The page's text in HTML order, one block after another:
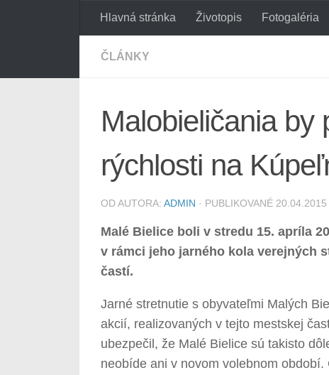
Preskočiť na obsahHlavná stránka Životopis Fotogaléria
ČLÁNKY
Malobieličania by
rýchlosti na
OD AUTORA: ADMIN · PUBLIKOVANÉ 20.04.2015
Malé Bielice boli v stredu 15. apríla
v rámci jeho jarného kola verejných
častí.
Jarné stretnutie s obyvateľmi Malých
akcií, realizovaných v tejto mestskej
ubezpečil, že Malé Bielice sú takisto
neobíde ani v novom volebnom